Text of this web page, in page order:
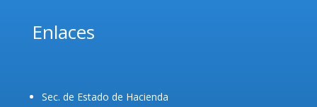
Enlaces
Sec. de Estado de Hacienda